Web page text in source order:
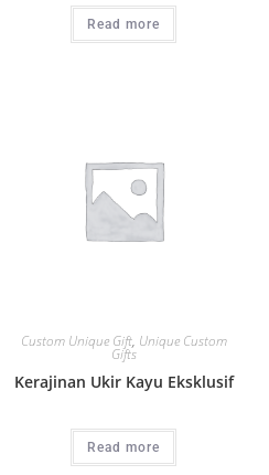
Read more
Custom Unique Gift, Unique Custom
Gifts
Kerajinan Ukir Kayu Eksklusif
Read more